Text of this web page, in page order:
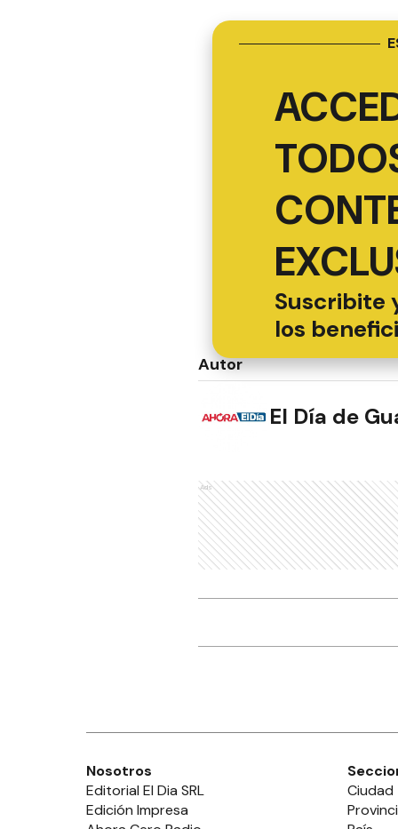
Suscribite
los
Autor
El Día de
Ads
Nosotros
Editorial El Dia SRL
Edición Impresa
Ciudad